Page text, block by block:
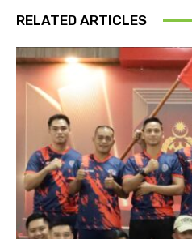
RELATED ARTICLES